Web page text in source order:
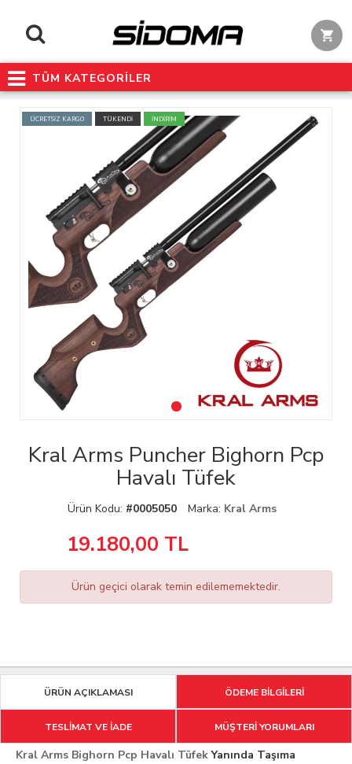
TÜM KATEGORİLER
ÜCRETSİZ KARGO TÜKENDİ İNDİRİM
Kral Arms Puncher Bighorn Pcp
Havalı Tüfek
Ürün Kodu: #0005050 Marka: Kral Arms
19.180,00 TL
Ürün geçici olarak temin edilememektedir.
ÜRÜN AÇIKLAMASI ÖDEME BİLGİLERİ
TESLİMAT VE İADE MÜŞTERİ YORUMLARI
Kral Arms Bighorn Pcp Havalı TüfekYanında Taşıma